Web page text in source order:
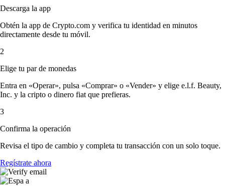
Descarga la app
Obtén la app de Crypto.com y verifica tu identidad en minutos
directamente desde tu móvil.
2
Elige tu par de monedas
Entra en «Operar», pulsa «Comprar» o «Vender» y elige e.l.f. Beauty,
Inc. y la cripto o dinero fiat que prefieras.
3
Confirma la operación
Revisa el tipo de cambio y completa tu transacción con un solo toque.
Regístrate ahora